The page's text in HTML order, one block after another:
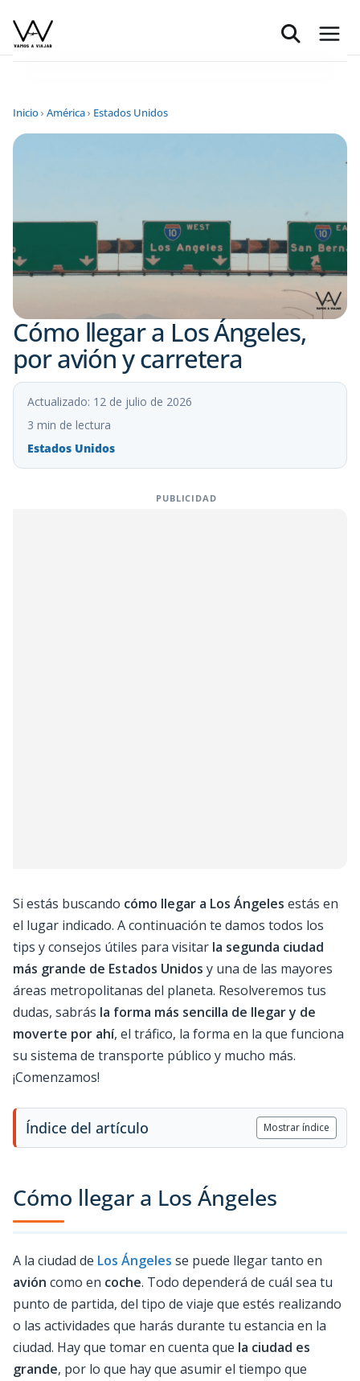
contenido
Inicio› América› Estados Unidos
Cómo llegar a Los Ángeles,
por avión y carretera
Actualizado: 12 de julio de 2026
3 min de lectura
Estados Unidos
PUBLICIDAD
Si estás buscando cómo llegar a Los Ángeles estás en
el lugar indicado. A continuación te damos todos los
tips y consejos útiles para visitar la segunda ciudad
más grande de Estados Unidos y una de las mayores
áreas metropolitanas del planeta. Resolveremos tus
dudas, sabrás la forma más sencilla de llegar y de
moverte por ahí, el tráfico, la forma en la que funciona
su sistema de transporte público y mucho más.
¡Comenzamos!
Índice del artículo Mostrar índice
Cómo llegar a Los Ángeles
A la ciudad de Los Ángeles se puede llegar tanto en
avión como en coche. Todo dependerá de cuál sea tu
punto de partida, del tipo de viaje que estés realizando
o las actividades que harás durante tu estancia en la
ciudad. Hay que tomar en cuenta que la ciudad es
grande, por lo que hay que asumir el tiempo que